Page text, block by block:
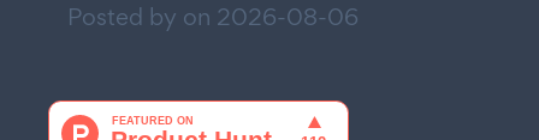
Posted by on 2026-08-06